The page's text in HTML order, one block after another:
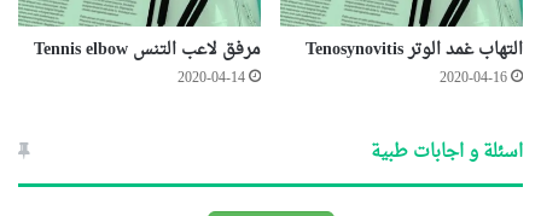
التهاب غمد الوتر Tenosynovitis
2020-04-16
مرفق لاعب التنس Tennis elbow
2020-04-14
اسئلة و اجابات طبية